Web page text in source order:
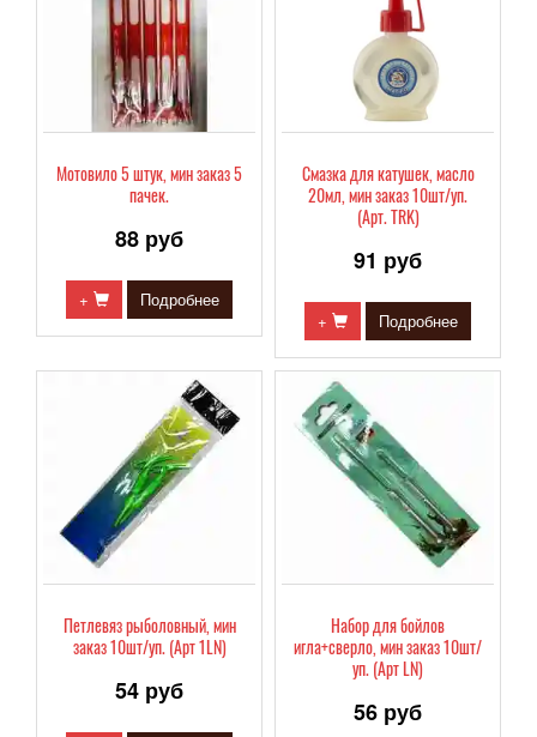
Мотовило 5 штук, мин заказ 5
пачек.
88 руб
+ Подробнее
Смазка для катушек, масло
20мл, мин заказ 10шт/уп.
(Арт. TRK)
91 руб
+ Подробнее
Петлевяз рыболовный, мин
заказ 10шт/уп. (Арт 1LN)
54 руб
Набор для бойлов
игла+сверло, мин заказ 10шт/
уп. (Арт LN)
56 руб